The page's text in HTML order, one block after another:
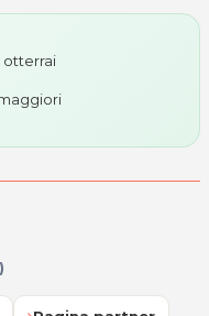
otterrai